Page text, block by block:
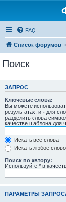
FAQ
Список форумов
Поиск
ЗАПРОС
Ключевые слова:
Вы можете
результатах, и - для
разделить слова
качестве шаблона для
Искать все слова
Искать любое
Поиск по автору:
Используйте * в
ПАРАМЕТРЫ